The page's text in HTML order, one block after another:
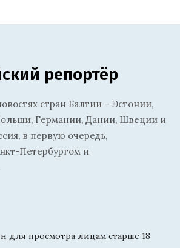
репортёр
стран Балтии – Эстонии,
Германии, Дании, Швеции и
в первую очередь,
Петербургом и
для просмотра лицам старше 18